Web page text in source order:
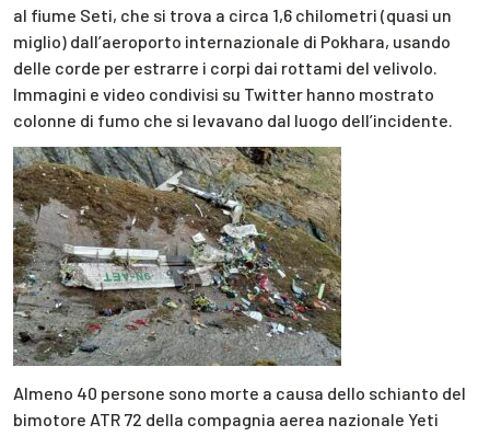
al fiume Seti, che si trova a circa 1,6 chilometri (quasi un
miglio) dall’aeroporto internazionale di Pokhara, usando
delle corde per estrarre i corpi dai rottami del velivolo.
Immagini e video condivisi su Twitter hanno mostrato
colonne di fumo che si levavano dal luogo dell’incidente.
Almeno 40 persone sono morte a causa dello schianto del
bimotore ATR 72 della compagnia aerea nazionale Yeti